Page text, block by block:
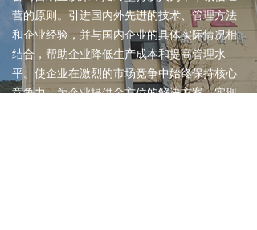
营的原则。引进国内外先进的技术、管理方法
和企业经验，并与国内企业的具体实际情况相
结合，帮助企业降低生产成本和提高管理水
平。使企业在激烈的市场竞争中始终保持核心
竞争力，为企业提供全方位的解决方案，实现